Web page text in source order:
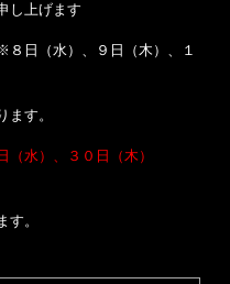
し上げます
日（水）、９日（木）、１
す。
水）、３０日（木）
。